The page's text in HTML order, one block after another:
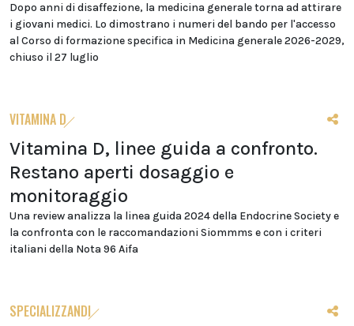
Dopo anni di disaffezione, la medicina generale torna ad attirare
i giovani medici. Lo dimostrano i numeri del bando per l'accesso
al Corso di formazione specifica in Medicina generale 2026-2029,
chiuso il 27 luglio
VITAMINA D
Vitamina D, linee guida a confronto.
Restano aperti dosaggio e
monitoraggio
Una review analizza la linea guida 2024 della Endocrine Society e
la confronta con le raccomandazioni Siommms e con i criteri
italiani della Nota 96 Aifa
SPECIALIZZANDI